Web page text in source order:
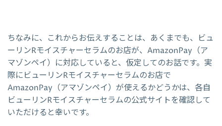
ちなみに、これからお伝えすることは、あくまでも、ビュ
ーリンRモイスチャーセラムのお店が、AmazonPay（ア
マゾンペイ）に対応していると、仮定してのお話です。実
際にビューリンRモイスチャーセラムのお店で
AmazonPay（アマゾンペイ）が使えるかどうかは、各自
ビューリンRモイスチャーセラムの公式サイトを確認して
いただけると幸いです。